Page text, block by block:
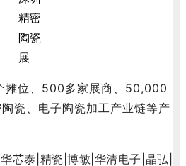
摊位、500多家展商、50,000
瓷、电子陶瓷加工产业链等产